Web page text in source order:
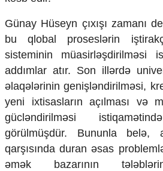
Günay Hüseyn çıxışı zamanı
bu qlobal proseslərin
sisteminin müasirləşdirilməsi
addımlar atır. Son illərdə
əlaqələrinin genişləndirilməsi,
yeni ixtisasların açılması və
gücləndirilməsi
görülmüşdür. Bununla belə,
qarşısında duran əsas
əmək bazarının